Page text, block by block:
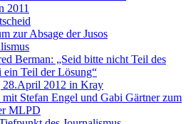
2011
zur Absage der Jusos
Berman: „Seid bitte nicht Teil des
ein Teil der Lösung“
28.April 2012 in Kray
Stefan Engel und Gabi Gärtner zum
MLPD